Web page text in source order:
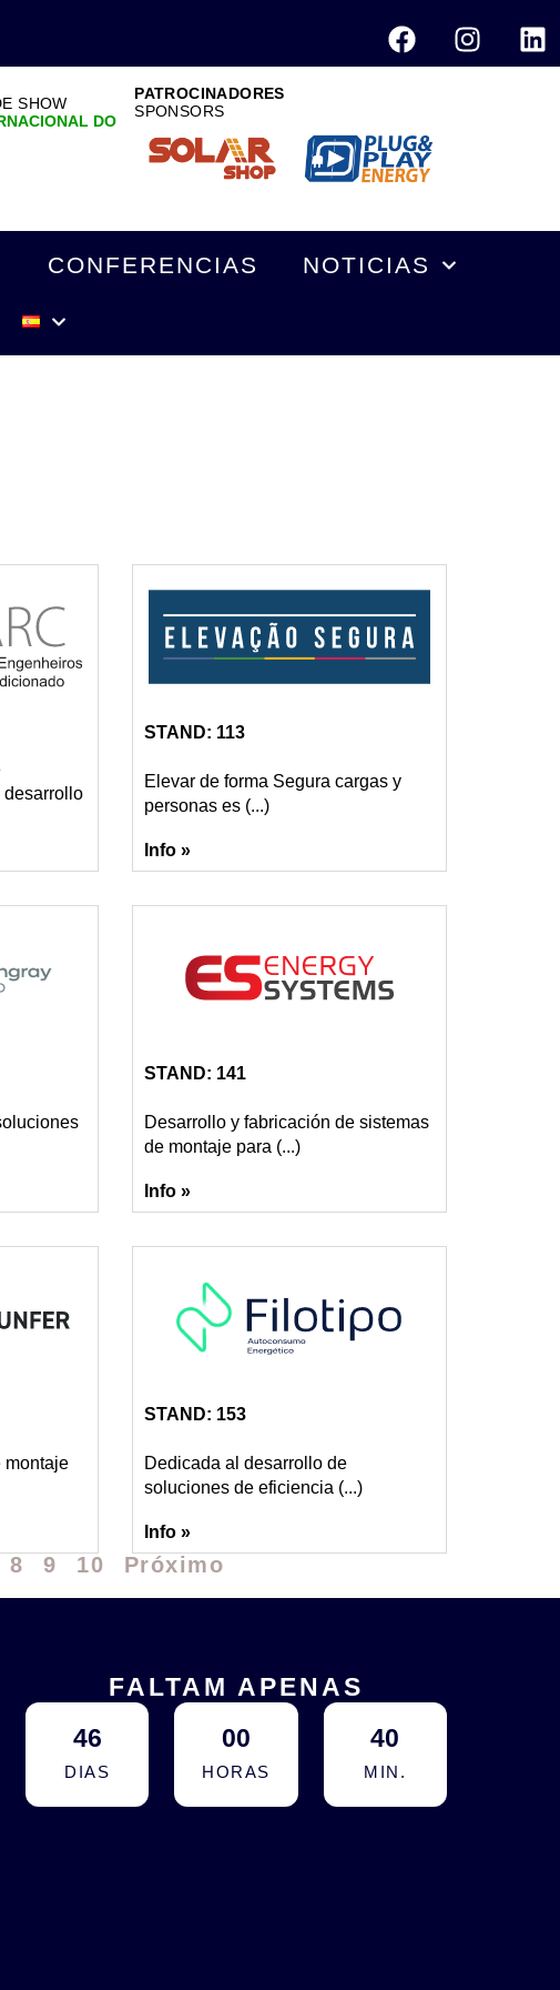
SHOW
DO
PATROCINADORES
SPONSORS
CONFERENCIAS NOTICIAS
desarrollo
STAND: 113
Elevar de forma Segura cargas y
personas es (...)
Info »
STAND: 141
Desarrollo y fabricación de sistemas
de montaje para (...)
Info »
montaje
STAND: 153
Dedicada al desarrollo de
soluciones de eficiencia (...)
Info »
8 9 10 Próximo
FALTAM APENAS
46
DIAS
00
HORAS
40
MIN.